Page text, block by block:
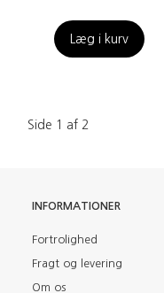
Læg i kurv
Side 1 af 2
INFORMATIONER
Fortrolighed
Fragt og levering
Om os